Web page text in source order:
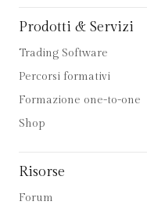
Prodotti & Servizi
Trading Software
Percorsi formativi
Formazione one-to-one
Shop
Risorse
Forum